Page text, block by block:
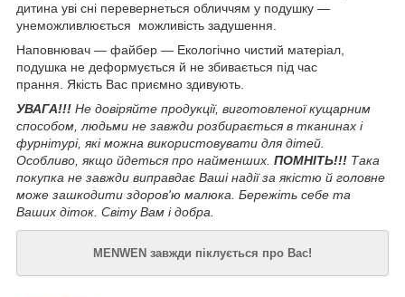
дитина уві сні перевернеться обличчям у подушку —
унеможливлюється можливість задушення.
Наповнювач — файбер — Екологічно чистий матеріал,
подушка не деформується й не збивається під час
прання. Якість Вас приємно здивують.
УВАГА!!! Не довіряйте продукції, виготовленої кущарним
способом, людьми не завжди розбирається в тканинах і
фурнітурі, які можна використовувати для дітей.
Особливо, якщо йдеться про найменших. ПОМНІТЬ!!! Така
покупка не завжди виправдає Ваші надії за якістю й головне
може зашкодити здоров'ю малюка. Бережіть себе та
Ваших діток. Світу Вам і добра.
MENWEN завжди піклується про Вас!